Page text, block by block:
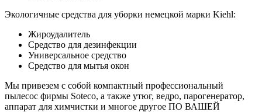
Экологичные средства для уборки немецкой марки Kiehl:
Жироудалитель
Средство для дезинфекции
Универсальное средство
Средство для мытья окон
Мы привезем с собой компактный профессиональный
пылесос фирмы Soteco, а также утюг, ведро, парогенератор,
аппарат для химчистки и многое другое ПО ВАШЕЙ